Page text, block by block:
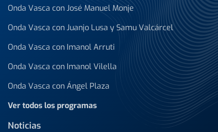
Onda Vasca con José Manuel Monje
Onda Vasca con Juanjo Lusa y Samu Valcárcel
Onda Vasca con Imanol Arruti
Onda Vasca con Imanol Vilella
Onda Vasca con Ángel Plaza
Ver todos los programas
Noticias